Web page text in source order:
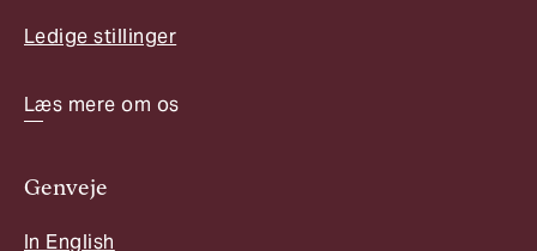
Ledige stillinger
Læs mere om os
Genveje
In English